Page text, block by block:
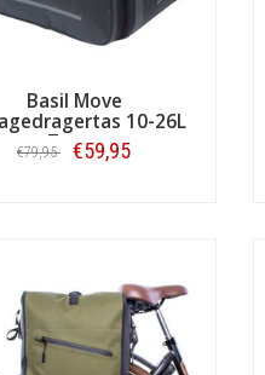
Basil Move
10-26L
Zwart
€79,95 €59,95